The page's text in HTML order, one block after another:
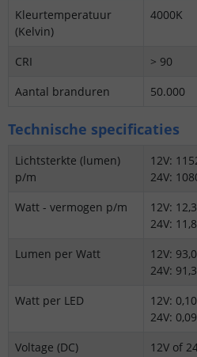
Kleurtemperatuur
(Kelvin)
4000K
CRI
> 90
Aantal branduren
50.000
Technische specificaties
Lichtsterkte (lumen)
p/m
12V:
24V:
Watt - vermogen p/m
12V:
24V:
Lumen per Watt
12V:
24V:
Watt per LED
12V:
24V:
Voltage (DC)
12V of